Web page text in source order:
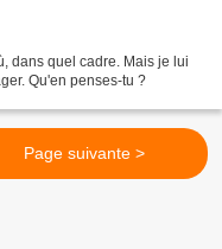
dans quel cadre. Mais je lui
Qu'en penses-tu ?
Page suivante >